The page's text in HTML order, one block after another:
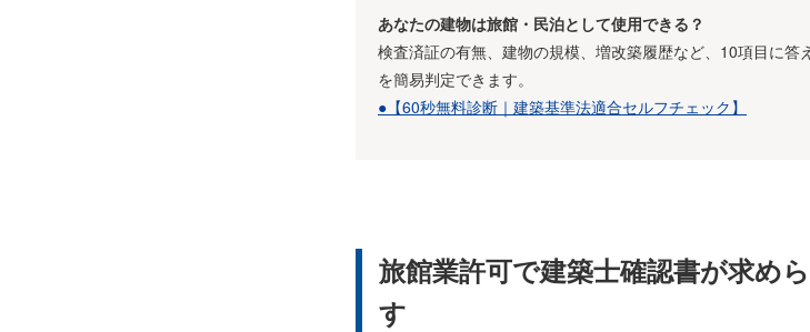
あなたの建物は旅館・民泊として使用できる？
検査済証の有無、建物の規模、増改築履歴など、10項目に
を簡易判定できます。
●【60秒無料診断｜建築基準法適合セルフチェック】
旅館業許可で建築士確認書が求め
す